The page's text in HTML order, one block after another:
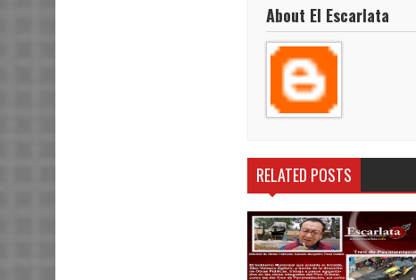
About El Escarlata
RELATED POSTS